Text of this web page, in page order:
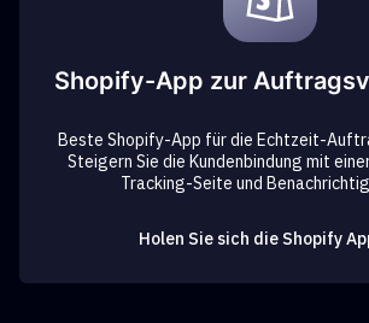
Shopify-App zur
Beste Shopify-App für die Echtzeit-
Steigern Sie die Kundenbindung mit
Tracking-Seite und
Holen Sie sich die Shopify